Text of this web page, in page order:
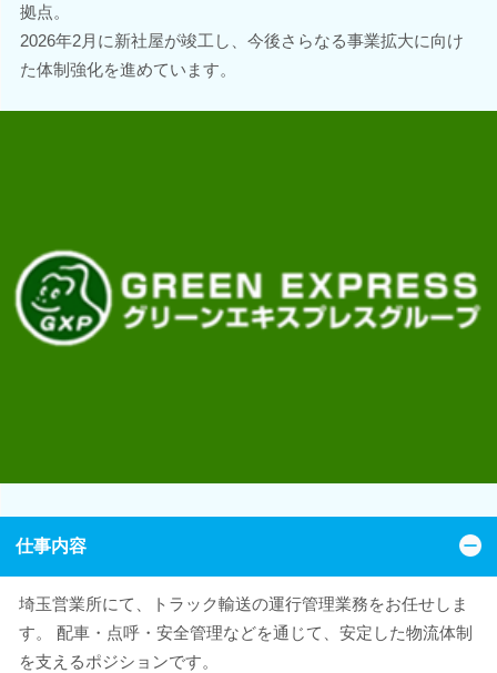
拠点。
2026年2月に新社屋が竣工し、今後さらなる事業拡大に向け
た体制強化を進めています。
仕事内容
埼玉営業所にて、トラック輸送の運行管理業務をお任せしま
す。 配車・点呼・安全管理などを通じて、安定した物流体制
を支えるポジションです。